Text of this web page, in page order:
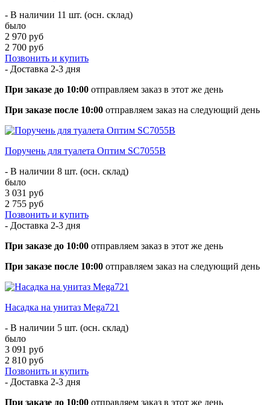
- В наличии 11 шт. (осн. склад)
было
2 970 руб
2 700 руб
Позвонить и купить
- Доставка 2-3 дня
При заказе до 10:00 отправляем заказ в этот же день
При заказе после 10:00 отправляем заказ на следующий день
Поручень для туалета Оптим SC7055B
- В наличии 8 шт. (осн. склад)
было
3 031 руб
2 755 руб
Позвонить и купить
- Доставка 2-3 дня
При заказе до 10:00 отправляем заказ в этот же день
При заказе после 10:00 отправляем заказ на следующий день
Насадка на унитаз Mega721
- В наличии 5 шт. (осн. склад)
было
3 091 руб
2 810 руб
Позвонить и купить
- Доставка 2-3 дня
При заказе до 10:00 отправляем заказ в этот же день